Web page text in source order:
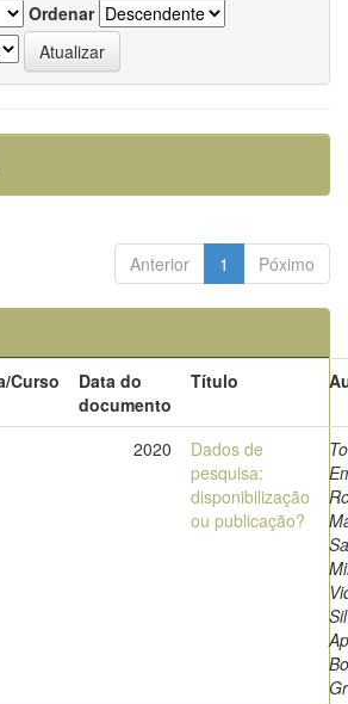
Ordenar
Anterior 1 Póximo
Curso
Data do
documento
Título
2020
Dados de
pesquisa:
disponibilização
ou publicação?